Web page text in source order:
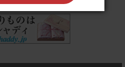
ャディ